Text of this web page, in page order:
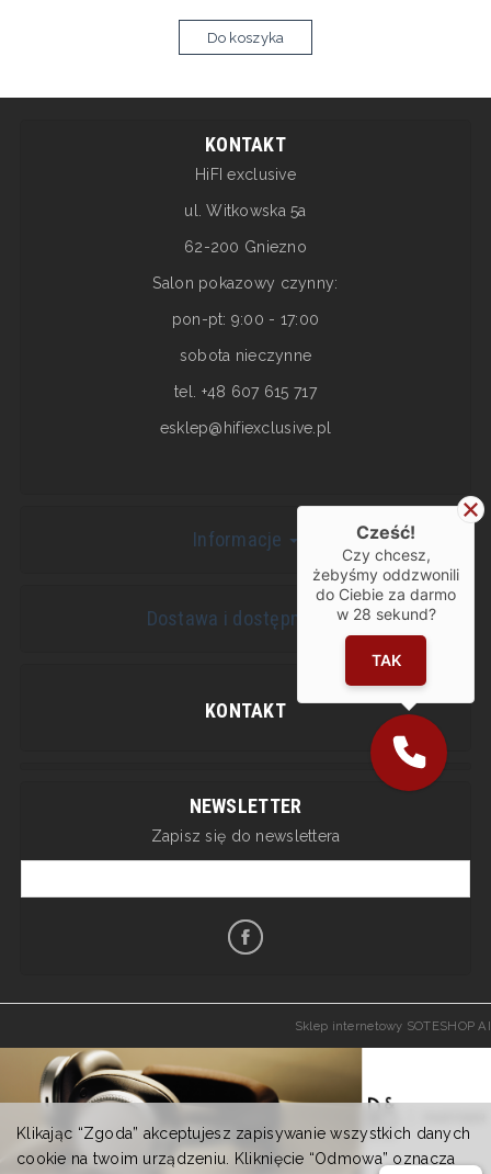
Do koszyka
KONTAKT
HiFI exclusive
ul. Witkowska 5a
62-200 Gniezno
Salon pokazowy czynny:
pon-pt: 9:00 - 17:00
sobota nieczynne
tel. +48 607 615 717
esklep@hifiexclusive.pl
Informacje
Dostawa i dostępność
KONTAKT
NEWSLETTER
Zapisz się do newslettera
Sklep internetowy SOTESHOP AI
Klikając “Zgoda” akceptujesz zapisywanie wszystkich danych
cookie na twoim urządzeniu. Kliknięcie “Odmowa” oznacza
Cześć!
Czy chcesz,
żebyśmy oddzwonili
do Ciebie za darmo
w 28 sekund?
TAK